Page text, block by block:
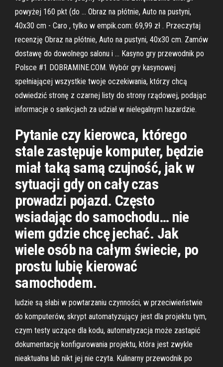
powyżej 160 pkt (do … Obraz na płótnie, Auto na pustyni,
40x30 cm - Caro , tylko w empik.com: 69,99 zł . Przeczytaj
recenzję Obraz na płótnie, Auto na pustyni, 40x30 cm. Zamów
dostawę do dowolnego salonu i … Kasyno gry przewodnik po
Polsce #1 DOBRAMINE.COM. Wybór gry kasynowej
spełniającej wszystkie twoje oczekiwania, którzy chcą
odwiedzić stronę z czarnej listy do strony rządowej, podając
informacje o sankcjach za udział w nielegalnym hazardzie.
Pytanie czy kierowca, którego
stale zastępuje komputer, będzie
miał taką samą czujność, jak w
sytuacji gdy on cały czas
prowadzi pojazd. Często
wsiadając do samochodu… nie
wiem gdzie chcę jechać. Jak
wiele osób na całym świecie, po
prostu lubię kierować
samochodem.
ludzie są słabi w powtarzaniu czynności, w przeciwieństwie
do komputerów, skrypt automatyzujący jest dla projektu tym,
czym testy uczące dla kodu, automatyzacja może zastapić
dokumentację konfigurowania projektu, która jest zwykle
nieaktualna lub nikt jej nie czyta. Kulinarny przewodnik po